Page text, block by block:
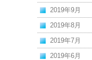
2019年9月
2019年8月
2019年7月
2019年6月